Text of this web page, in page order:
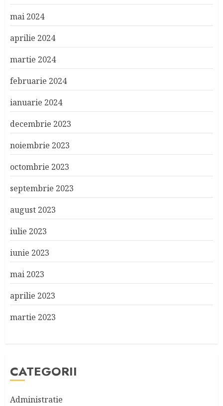
mai 2024
aprilie 2024
martie 2024
februarie 2024
ianuarie 2024
decembrie 2023
noiembrie 2023
octombrie 2023
septembrie 2023
august 2023
iulie 2023
iunie 2023
mai 2023
aprilie 2023
martie 2023
CATEGORII
Administratie